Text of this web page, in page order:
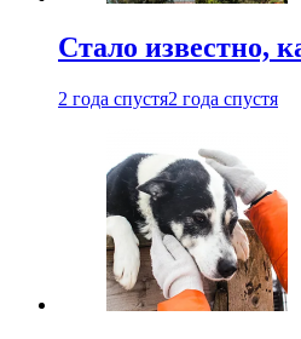
Стало известно,
2 года спустя2 года спустя